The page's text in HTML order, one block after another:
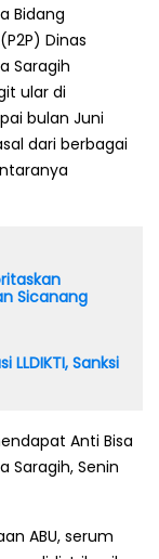
Bidang
Dinas
Saragih
ular di
bulan Juni
dari berbagai
Sicanang
LLDIKTI, Sanksi
Anti Bisa
Saragih, Senin
ABU, serum